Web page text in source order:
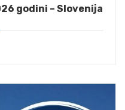
godini – Slovenija